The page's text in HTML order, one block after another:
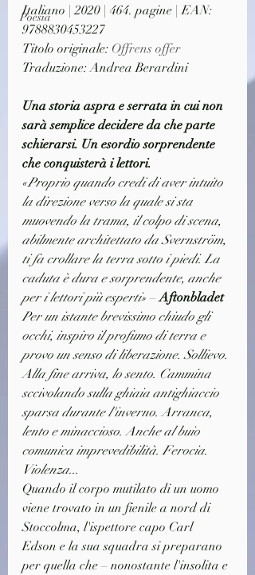
Poesia
Italiano | 2020 | 464. pagine | EAN:
9788830453227
Titolo originale: Offrens offer
Traduzione: Andrea Berardini
Una storia aspra e serrata in cui non
sarà semplice decidere da che parte
schierarsi. Un esordio sorprendente
che conquisterà i lettori.
«Proprio quando credi di aver intuito
la direzione verso la quale si sta
muovendo la trama, il colpo di scena,
abilmente architettato da Svernström,
ti fa crollare la terra sotto i piedi. La
caduta è dura e sorprendente, anche
per i lettori più esperti» – Aftonbladet
Per un istante brevissimo chiudo gli
occhi, inspiro il profumo di terra e
provo un senso di liberazione. Sollievo.
Alla fine arriva, lo sento. Cammina
sccivolando sulla ghiaia antighiaccio
sparsa durante l'inverno. Arranca,
lento e minaccioso. Anche al buio
comunica imprevedibilità. Ferocia.
Violenza...
Quando il corpo mutilato di un uomo
viene trovato in un fienile a nord di
Stoccolma, l'ispettore capo Carl
Edson e la sua squadra si preparano
per quella che – nonostante l'insolita e